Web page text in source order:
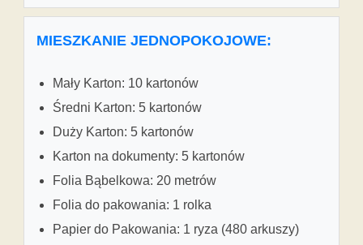
MIESZKANIE JEDNOPOKOJOWE:
Mały Karton: 10 kartonów
Średni Karton: 5 kartonów
Duży Karton: 5 kartonów
Karton na dokumenty: 5 kartonów
Folia Bąbelkowa: 20 metrów
Folia do pakowania: 1 rolka
Papier do Pakowania: 1 ryza (480 arkuszy)